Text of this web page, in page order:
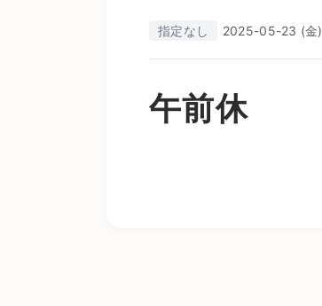
指定なし 2025-05-23 (金)
午前休